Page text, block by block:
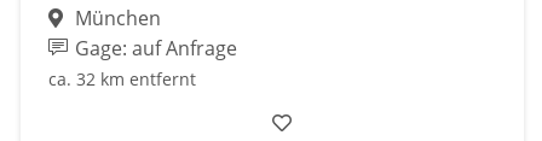
München
Gage: auf Anfrage
ca. 32 km entfernt